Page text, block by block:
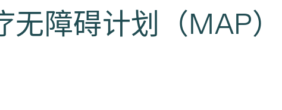
障碍计划（MAP